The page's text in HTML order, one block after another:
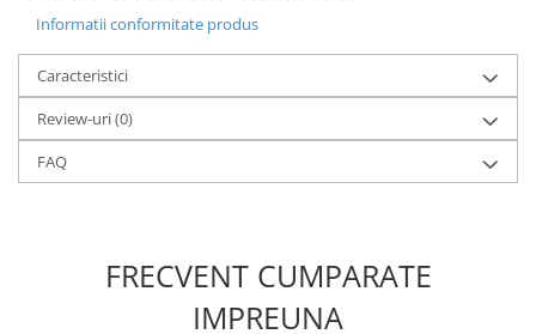
Informatii conformitate produs
Caracteristici
Review-uri(0)
FAQ
FRECVENT CUMPARATE
IMPREUNA